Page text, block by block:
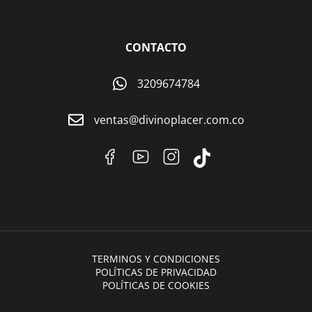
CONTACTO
3209674784
ventas@divinoplacer.com.co
TERMINOS Y CONDICIONES
POLÍTICAS DE PRIVACIDAD
POLÍTICAS DE COOKIES